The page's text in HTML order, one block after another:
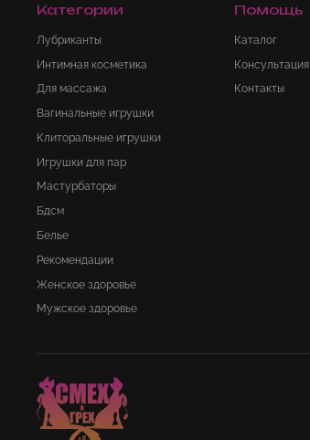
Категории
Лубриканты
Интимная косметика
Для массажа
Вагинальные игрушки
Клиторальные игрушки
Игрушки для пар
Мастурбаторы
Бдсм
Белье
Рекомендации
Женское здоровье
Мужское здоровье
Помощь
Каталог
Консультация
Контакты